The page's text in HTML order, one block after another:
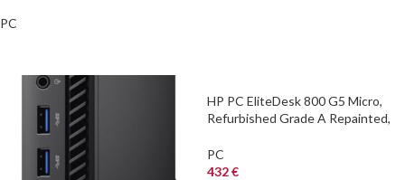
PC
HP PC EliteDesk 800 G5 Micro,
Refurbished Grade A Repainted,
PC
432€